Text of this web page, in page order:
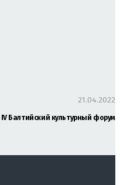
21.04.2022
IV Балтийский культурный форум